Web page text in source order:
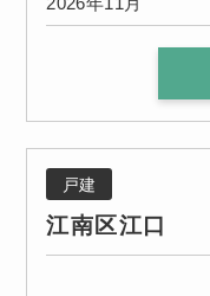
戸建
江南区江口